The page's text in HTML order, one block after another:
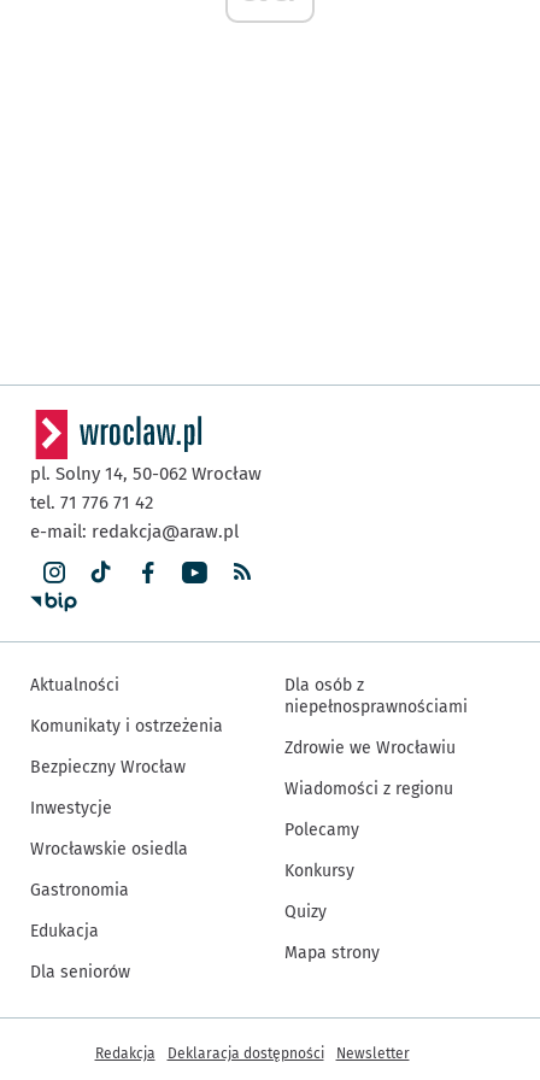
pl. Solny 14, 50-062 Wrocław
tel. 71 776 71 42
e-mail: redakcja@araw.pl
Aktualności
Komunikaty i ostrzeżenia
Bezpieczny Wrocław
Inwestycje
Wrocławskie osiedla
Gastronomia
Edukacja
Dla seniorów
Dla osób z
niepełnosprawnościami
Zdrowie we Wrocławiu
Wiadomości z regionu
Polecamy
Konkursy
Quizy
Mapa strony
Inne informacje
Redakcja Deklaracja dostępności Newsletter